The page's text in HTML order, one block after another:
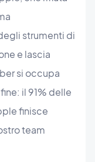
strumenti di
e lascia
si occupa
il 91% delle
finisce
team